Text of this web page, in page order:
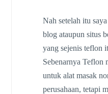
Nah setelah itu
blog ataupun situs
yang sejenis teflon
Sebenarnya Teflon
untuk alat masak
perusahaan, tetapi